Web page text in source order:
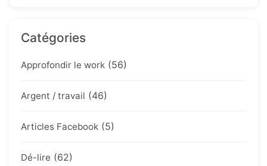
Catégories
Approfondir le work (56)
Argent / travail (46)
Articles Facebook (5)
Dé-lire (62)